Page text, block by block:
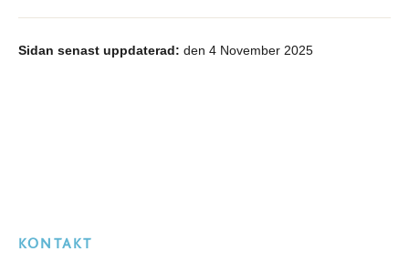
Sidan senast uppdaterad: den 4 November 2025
KONTAKT